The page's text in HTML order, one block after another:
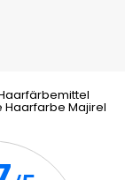
Haarfarbe Majirel